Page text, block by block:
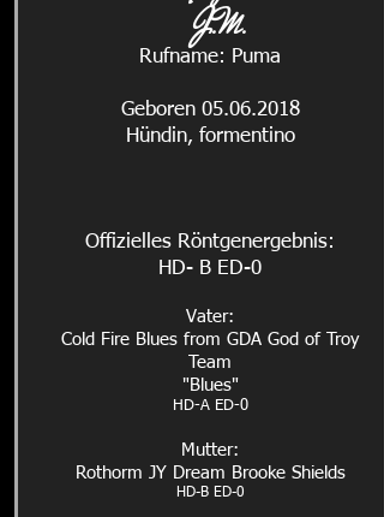
J.M.
Rufname: Puma
Geboren 05.06.2018
Hündin, formentino
Offizielles Röntgenergebnis:
HD- B ED-0
Vater:
Cold Fire Blues from GDA God of Troy
Team
"Blues"
HD-A ED-0
Mutter:
Rothorm JY Dream Brooke Shields
HD-B ED-0